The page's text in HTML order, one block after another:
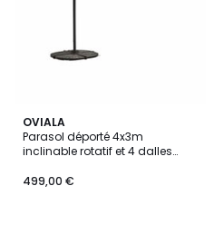
OVIALA
Parasol déporté 4x3m
inclinable rotatif et 4 dalles
499,00 €
3
Couleurs